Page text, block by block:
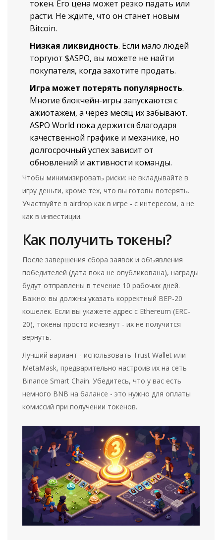
токен. Его цена может резко падать или
расти. Не ждите, что он станет новым
Bitcoin.
Низкая ликвидность. Если мало людей
торгуют $ASPO, вы можете не найти
покупателя, когда захотите продать.
Игра может потерять популярность.
Многие блокчейн-игры запускаются с
ажиотажем, а через месяц их забывают.
ASPO World пока держится благодаря
качественной графике и механике, но
долгосрочный успех зависит от
обновлений и активности команды.
Чтобы минимизировать риски: не вкладывайте в
игру деньги, кроме тех, что вы готовы потерять.
Участвуйте в airdrop как в игре - с интересом, а не
как в инвестиции.
Как получить токены?
После завершения сбора заявок и объявления
победителей (дата пока не опубликована), награды
будут отправлены в течение 10 рабочих дней.
Важно: вы должны указать корректный BEP-20
кошелек. Если вы укажете адрес с Ethereum (ERC-
20), токены просто исчезнут - их не получится
вернуть.
Лучший вариант - использовать Trust Wallet или
MetaMask, предварительно настроив их на сеть
Binance Smart Chain. Убедитесь, что у вас есть
немного BNB на балансе - это нужно для оплаты
комиссий при получении токенов.